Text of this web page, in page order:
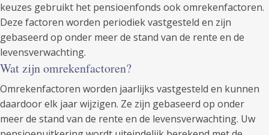
keuzes gebruikt het pensioenfonds ook omrekenfactoren.
Deze factoren worden periodiek vastgesteld en zijn
gebaseerd op onder meer de stand van de rente en de
levensverwachting.
Wat zijn omrekenfactoren?
Omrekenfactoren worden jaarlijks vastgesteld en kunnen
daardoor elk jaar wijzigen. Ze zijn gebaseerd op onder
meer de stand van de rente en de levensverwachting. Uw